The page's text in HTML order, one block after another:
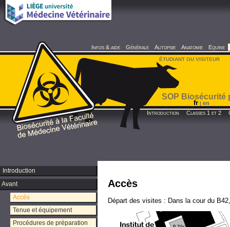
Infos & aide Générale Autopsie Anatomie Equine
ÉTUDIANT OU VISITEUR
fr | en
SOP Biosécurité
Introduction Classes 1 et 2
Introduction
Avant
Accès
Tenue et équipement
Procédures de préparation
Accès
Départ des visites : Dans la cour du